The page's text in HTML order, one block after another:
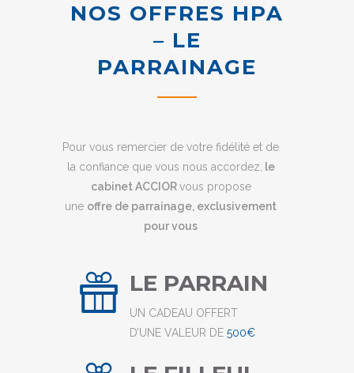
NOS OFFRES HPA
– LE
PARRAINAGE
Pour vous remercier de votre fidélité et de
la confiance que vous nous accordez, le
cabinet ACCIORvous propose
une offre de parrainage, exclusivement
pour vous
LE PARRAIN
UN CADEAU OFFERT
D’UNE VALEUR DE 500€